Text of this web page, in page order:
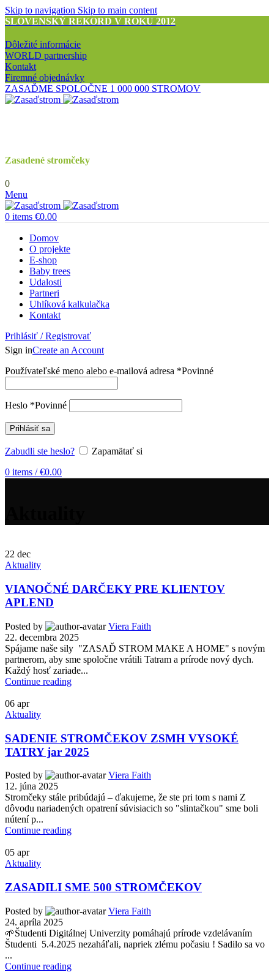
Skip to navigation Skip to main content
SLOVENSKÝ REKORD V ROKU 2012
Dôležité informácie
WORLD partnership
Kontakt
Firemné objednávky
ZASAĎME SPOLOČNE 1 000 000 STROMOV
Zasadené stromčeky
0
Menu
0 items €0.00
Domov
O projekte
E-shop
Baby trees
Udalosti
Partneri
Uhlíková kalkulačka
Kontakt
Prihlásiť / Registrovať
Sign inCreate an Account
Používateľské meno alebo e-mailová adresa *Povinné
Heslo *Povinné
Prihlásiť sa
Zabudli ste heslo?
Zapamätať si
0 items / €0.00
22 dec
Aktuality
VIANOČNÉ DARČEKY PRE KLIENTOV
APLEND
Posted by
Viera Faith
22. decembra 2025
Spájame naše sily "ZASAĎ STROM MAKE A HOME" s novým
partnerom, aby sme spoločne vrátili Tatram a prírode nový dych.
Každý hosť zariade...
Continue reading
06 apr
Aktuality
SADENIE STROMČEKOV ZSMH VYSOKÉ
TATRY jar 2025
Posted by
Viera Faith
12. júna 2025
Stromčeky stále pribúdajú – ďakujeme, že ste pri tom s nami Z
dôvodu nariadených opatrení súvisiacich so "slintačkou" sme boli
nútení p...
Continue reading
05 apr
Aktuality
ZASADILI SME 500 STROMČEKOV
Posted by
Viera Faith
24. apríla 2025
🌱Študenti Digitálnej Univerzity pomáhajú prírode vzdelávaním
Študenti 5.4.2025 nezaháľali, napriek zlému počasiu ! Sadilo sa vo
...
Continue reading